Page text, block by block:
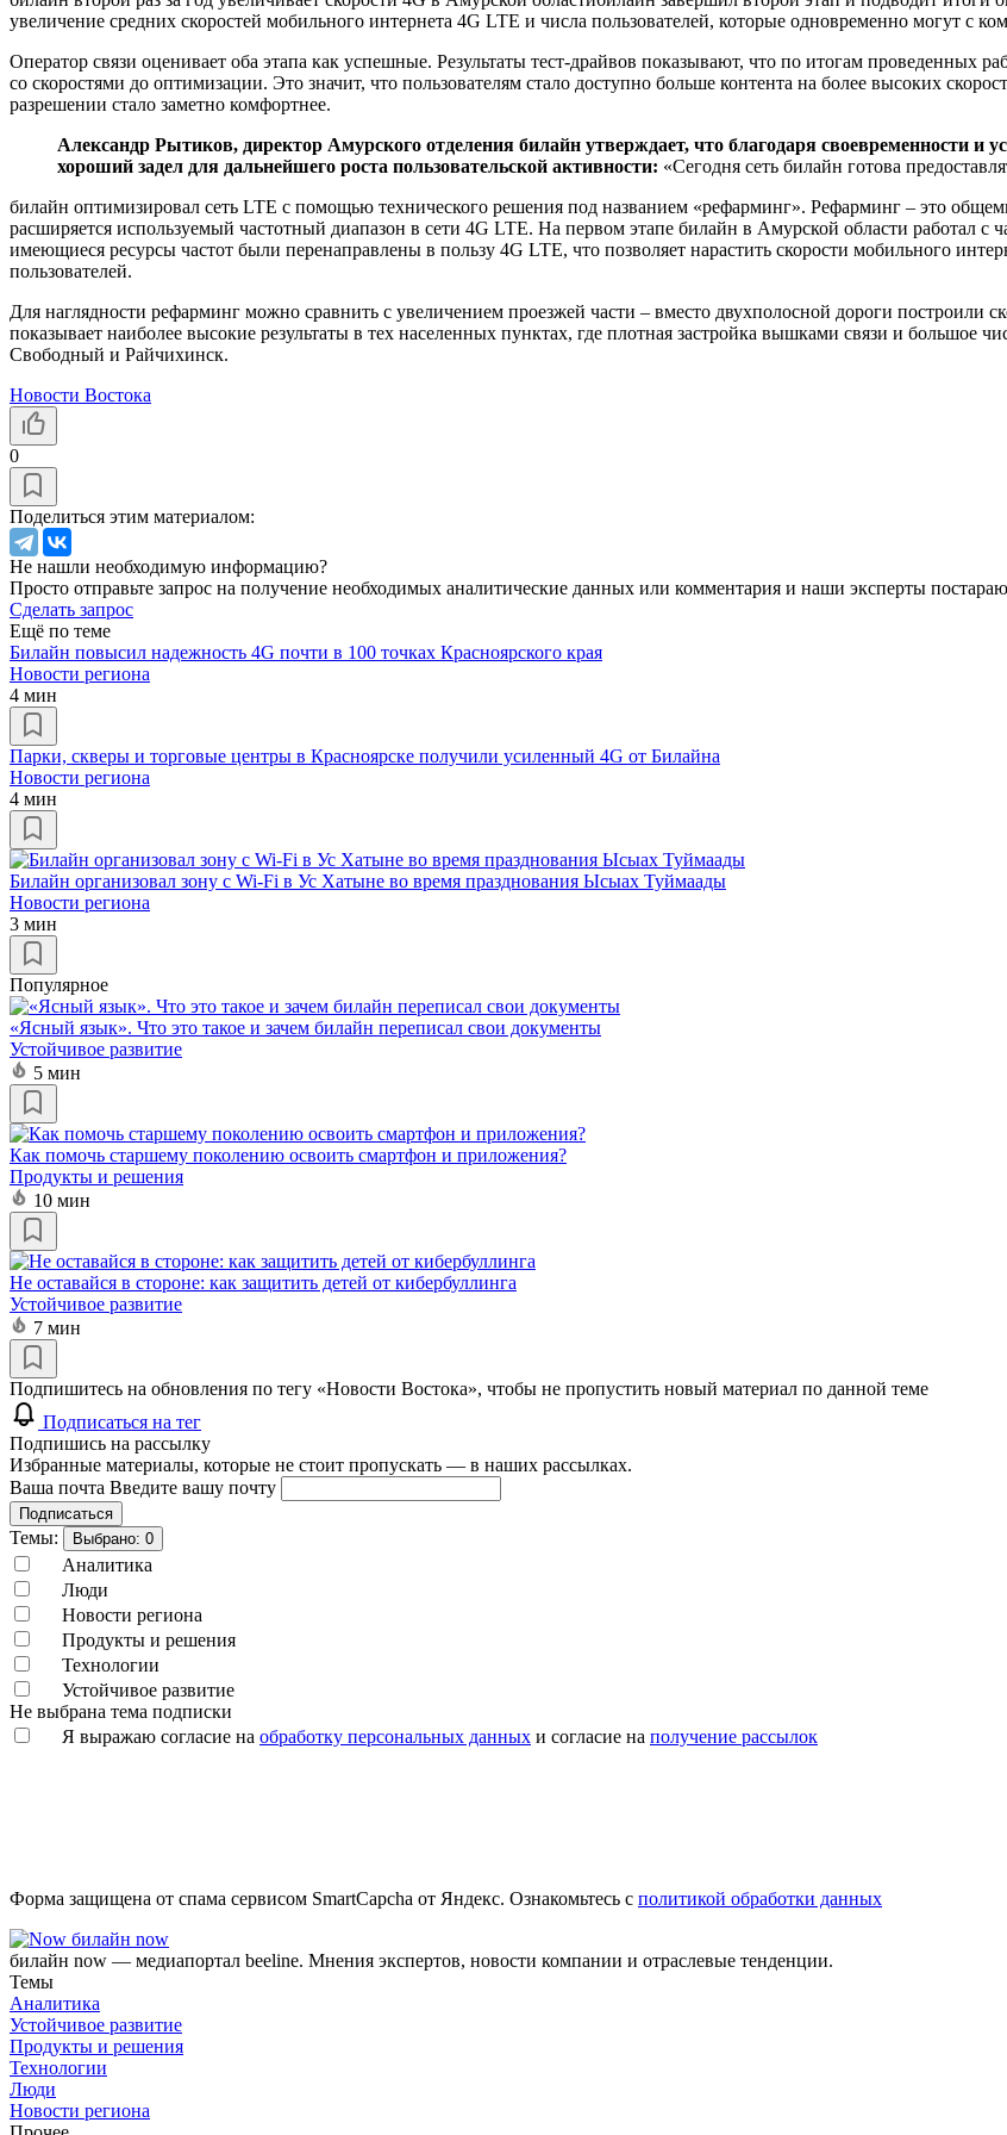
увеличение средних скоростей мобильного интернета 4G LTE и числа пользователей, которые одновременно могут с
Оператор связи оценивает оба этапа как успешные. Результаты тест-драйвов показывают, что по итогам проведенных
со скоростями до оптимизации. Это значит, что пользователям стало доступно больше контента на более высоких
разрешении стало заметно комфортнее.
Александр Рытиков, директор Амурского отделения билайн утверждает, что благодаря своевременности и
хороший задел для дальнейшего роста пользовательской активности: «Сегодня сеть билайн готова
билайн оптимизировал сеть LTE с помощью технического решения под названием «рефарминг». Рефарминг – это
расширяется используемый частотный диапазон в сети 4G LTE. На первом этапе билайн в Амурской области работал
имеющиеся ресурсы частот были перенаправлены в пользу 4G LTE, что позволяет нарастить скорости мобильного
пользователей.
Для наглядности рефарминг можно сравнить с увеличением проезжей части – вместо двухполосной дороги построили
показывает наиболее высокие результаты в тех населенных пунктах, где плотная застройка вышками связи и большое
Свободный и Райчихинск.
Новости Востока
0
Поделиться этим материалом:
Не нашли необходимую информацию?
Просто отправьте запрос на получение необходимых аналитические данных или комментария и наши эксперты
Сделать запрос
Ещё по теме
Билайн повысил надежность 4G почти в 100 точках Красноярского края
Новости региона
4 мин
Парки, скверы и торговые центры в Красноярске получили усиленный 4G от Билайна
Новости региона
4 мин
Билайн организовал зону с Wi-Fi в Ус Хатыне во время празднования Ысыах Туймаады
Новости региона
3 мин
Популярное
«Ясный язык». Что это такое и зачем билайн переписал свои документы
Устойчивое развитие
5 мин
Как помочь старшему поколению освоить смартфон и приложения?
Продукты и решения
10 мин
Не оставайся в стороне: как защитить детей от кибербуллинга
Устойчивое развитие
7 мин
Подпишитесь на обновления по тегу «Новости Востока», чтобы не пропустить новый материал по данной теме
Подписаться на тег
Подпишись на рассылку
Избранные материалы, которые не стоит пропускать — в наших рассылках.
Ваша почта Введите вашу почту
Подписаться
Темы: Выбрано: 0
Аналитика
Люди
Новости региона
Продукты и решения
Технологии
Устойчивое развитие
Не выбрана тема подписки
Я выражаю согласие на обработку персональных данных и согласие на получение рассылок
Форма защищена от спама сервисом SmartCapcha от Яндекс. Ознакомьтесь с политикой обработки данных
билайн now
билайн now — медиапортал beeline. Мнения экспертов, новости компании и отраслевые тенденции.
Темы
Аналитика
Устойчивое развитие
Продукты и решения
Технологии
Люди
Новости региона